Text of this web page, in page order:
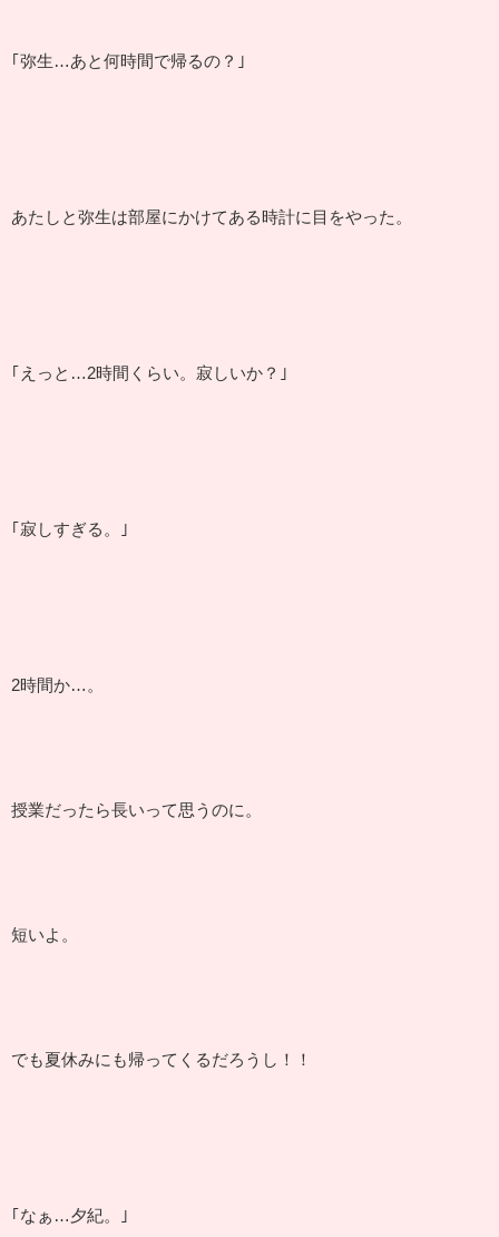
｢弥生…あと何時間で帰るの？｣
あたしと弥生は部屋にかけてある時計に目をやった。
｢えっと…2時間くらい。寂しいか？｣
｢寂しすぎる。｣
2時間か…。
授業だったら長いって思うのに。
短いよ。
でも夏休みにも帰ってくるだろうし！！
｢なぁ…夕紀。｣